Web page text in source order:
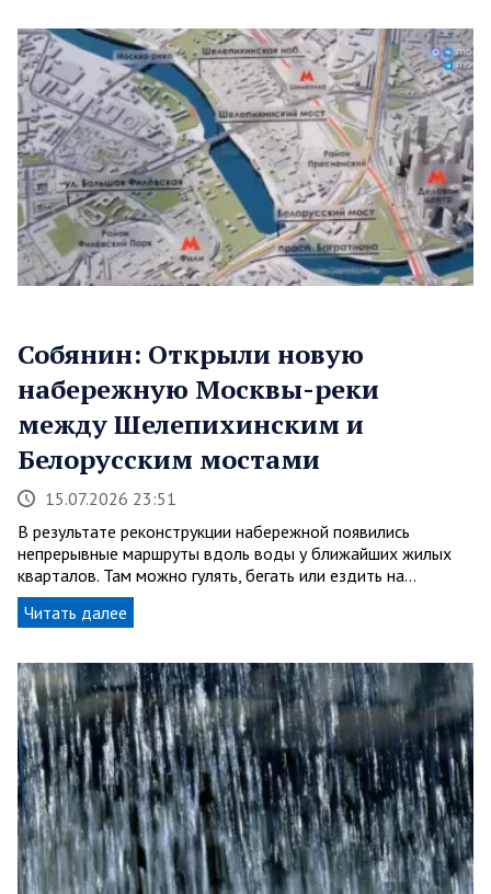
Собянин: Открыли новую
набережную Москвы-реки
между Шелепихинским и
Белорусским мостами
15.07.2026 23:51
В результате реконструкции набережной появились
непрерывные маршруты вдоль воды у ближайших жилых
кварталов. Там можно гулять, бегать или ездить на…
Читать далее